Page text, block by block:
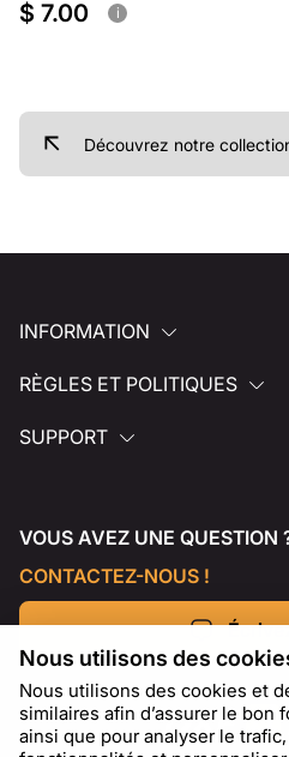
$ 7.00 i
Découvrez notre
INFORMATION
RÈGLES ET POLITIQUES
SUPPORT
VOUS AVEZ UNE QUESTION
CONTACTEZ-NOUS !
Nous utilisons des
Nous utilisons des cookies et
similaires afin d’assurer le bon
ainsi que pour analyser le